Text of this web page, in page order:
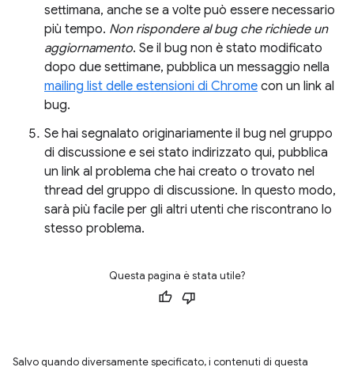
settimana, anche se a volte può essere necessario
più tempo. Non rispondere al bug che richiede un
aggiornamento. Se il bug non è stato modificato
dopo due settimane, pubblica un messaggio nella
mailing list delle estensioni di Chrome con un link al
bug.
Se hai segnalato originariamente il bug nel gruppo
di discussione e sei stato indirizzato qui, pubblica
un link al problema che hai creato o trovato nel
thread del gruppo di discussione. In questo modo,
sarà più facile per gli altri utenti che riscontrano lo
stesso problema.
Questa pagina è stata utile?
Salvo quando diversamente specificato, i contenuti di questa